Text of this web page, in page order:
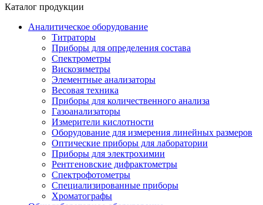
Каталог продукции
Аналитическое оборудование
Титраторы
Приборы для определения состава
Спектрометры
Вискозиметры
Элементные анализаторы
Весовая техника
Приборы для количественного анализа
Газоанализаторы
Измерители кислотности
Оборудование для измерения линейных размеров
Оптические приборы для лаборатории
Приборы для электрохимии
Рентгеновские дифрактометры
Спектрофотометры
Специализированные приборы
Хроматографы